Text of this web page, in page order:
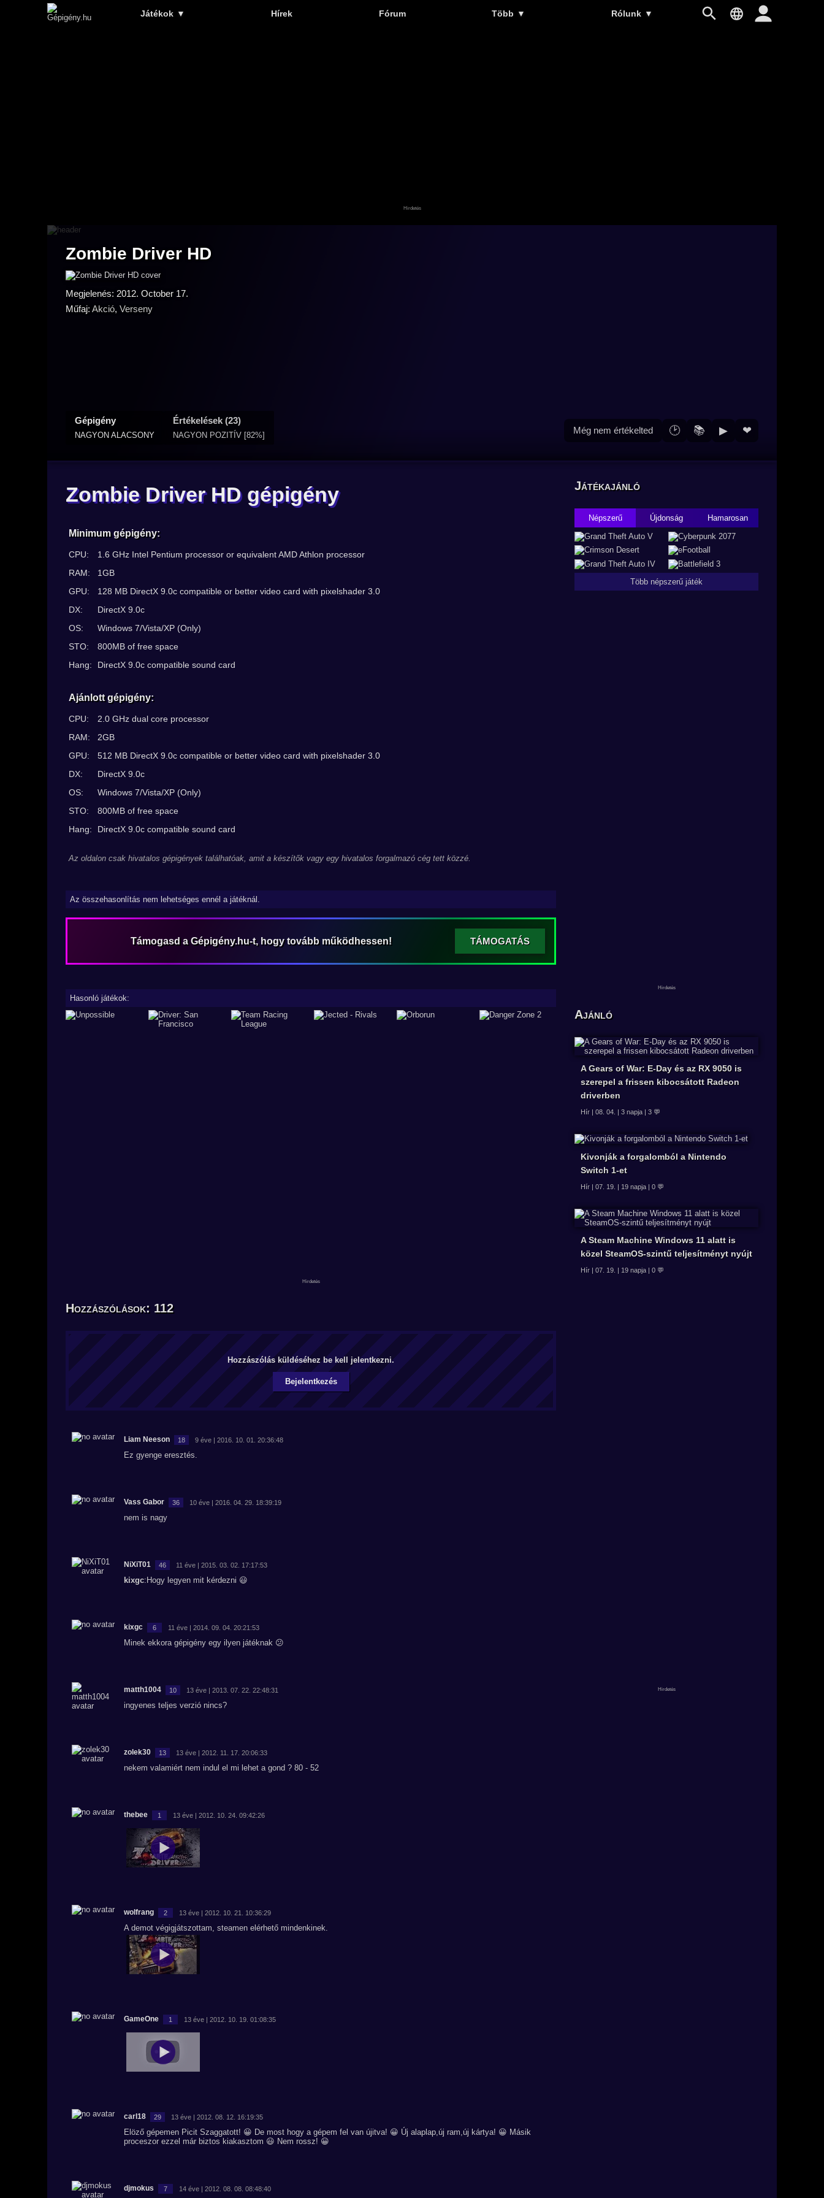
Játékok ▼ Hírek Fórum Több ▼ Rólunk ▼
Zombie Driver HD
Megjelenés: 2012. October 17.
Műfaj: Akció, Verseny
Gépigény
NAGYON ALACSONY
Értékelések (23)
NAGYON POZITÍV [82%] Még nem értékelted 🕑 📚 ▶ ❤
Zombie Driver HD gépigény
Minimum gépigény:
CPU:
1.6 GHz Intel Pentium processor or equivalent AMD Athlon processor
RAM:
1GB
GPU:
128 MB DirectX 9.0c compatible or better video card with pixelshader 3.0
DX:
DirectX 9.0c
OS:
Windows 7/Vista/XP (Only)
STO:
800MB of free space
Hang:
DirectX 9.0c compatible sound card
Ajánlott gépigény:
CPU:
2.0 GHz dual core processor
RAM:
2GB
GPU:
512 MB DirectX 9.0c compatible or better video card with pixelshader 3.0
DX:
DirectX 9.0c
OS:
Windows 7/Vista/XP (Only)
STO:
800MB of free space
Hang:
DirectX 9.0c compatible sound card
Az oldalon csak hivatalos gépigények találhatóak, amit a készítők vagy egy hivatalos forgalmazó cég tett közzé.
Az összehasonlítás nem lehetséges ennél a játéknál.
Támogasd a Gépigény.hu-t, hogy tovább működhessen! TÁMOGATÁS
Hasonló játékok:
Hozzászólások: 112
Hozzászólás küldéséhez be kell jelentkezni.
Bejelentkezés
Liam Neeson 18 9 éve | 2016. 10. 01. 20:36:48
Ez gyenge eresztés.
Vass Gabor 36 10 éve | 2016. 04. 29. 18:39:19
nem is nagy
NiXiT01 46 11 éve | 2015. 03. 02. 17:17:53
kixgc:Hogy legyen mit kérdezni 😃
kixgc 6 11 éve | 2014. 09. 04. 20:21:53
Minek ekkora gépigény egy ilyen játéknak 😕
matth1004 10 13 éve | 2013. 07. 22. 22:48:31
ingyenes teljes verzió nincs?
zolek30 13 13 éve | 2012. 11. 17. 20:06:33
nekem valamiért nem indul el mi lehet a gond ? 80 - 52
thebee 1 13 éve | 2012. 10. 24. 09:42:26
wolfrang 2 13 éve | 2012. 10. 21. 10:36:29
A demot végigjátszottam, steamen elérhető mindenkinek.
GameOne 1 13 éve | 2012. 10. 19. 01:08:35
carl18 29 13 éve | 2012. 08. 12. 16:19:35
Elöző gépemen Picit Szaggatott! 😀 De most hogy a gépem fel van újitva! 😀 Új alaplap,új ram,új kártya! 😀 Másik
proceszor ezzel már biztos kiakasztom 😃 Nem rossz! 😀
djmokus 7 14 éve | 2012. 08. 08. 08:48:40
Játékajánló
Népszerű Újdonság Hamarosan
Több népszerű játék
Ajánló
A Gears of War: E-Day és az RX 9050 is
szerepel a frissen kibocsátott Radeon
driverben
Hír | 08. 04. | 3 napja | 3 💬
Kivonják a forgalomból a Nintendo
Switch 1-et
Hír | 07. 19. | 19 napja | 0 💬
A Steam Machine Windows 11 alatt is
közel SteamOS-szintű teljesítményt nyújt
Hír | 07. 19. | 19 napja | 0 💬